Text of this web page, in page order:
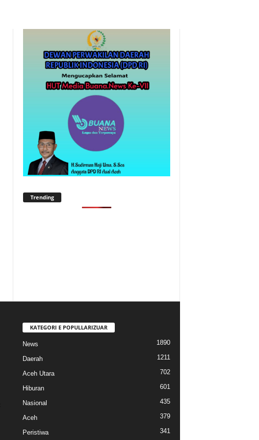
Trending
KATEGORI E POPULLARIZUAR
News 1890
Daerah 1211
Aceh Utara 702
Hiburan 601
Nasional 435
Aceh 379
Peristiwa 341